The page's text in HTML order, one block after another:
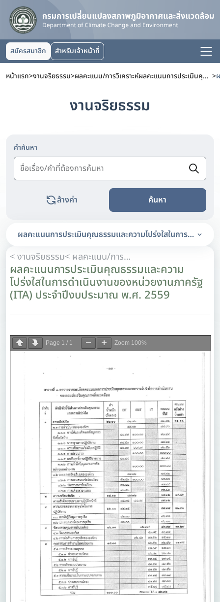
สมัครสมาชิก สำหรับเจ้าหน้าที่
หน้าแรก>งานจริยธรรม> ผลคะแนน/การวิเคราะห์ผลคะแนนการประเมินคุณธรรมและความโปร่งใสในการดำเนินงานของหน่วยงานภาครัฐ (ITA) >
งานจริยธรรม
คำค้นหา
ล้างค่า ค้นหา
ผลคะแนนการประเมินคุณธรรมและความโปร่งใสในการดำเนิน
< งานจริยธรรม < ผลคะแนน/การวิเคราะห์ผลคะแนนการประเมินคุณธรรมและความโปร่งใสในการดำเนินงานของหน่วยงานภาครัฐ (ITA)
ผลคะแนนการประเมินคุณธรรมและความ
โปร่งใสในการดำเนินงานของหน่วยงานภาครัฐ
(ITA) ประจำปีงบประมาณ พ.ศ. 2559
Page 1 / 1 Zoom 100%